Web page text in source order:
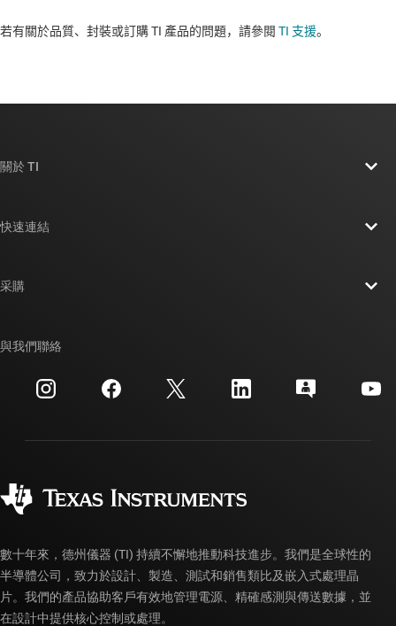
若有關於品質、封裝或訂購 TI 產品的問題，請參閱 TI 支援。​​​​​​​​​​​​​​
關於 TI
投資人關系
製造
快速連結
交互參考搜索
客戶支援中心
myTI 帳戶常見問題解答
采購
訂購 FAQ
與我們聯絡
數十年來，德州儀器 (TI) 持續不懈地推動科技進步。我們是全球性的
半導體公司，致力於設計、製造、測試和銷售類比及嵌入式處理晶
片。我們的產品協助客戶有效地管理電源、精確感測與傳送數據，並
在設計中提供核心控制或處理。